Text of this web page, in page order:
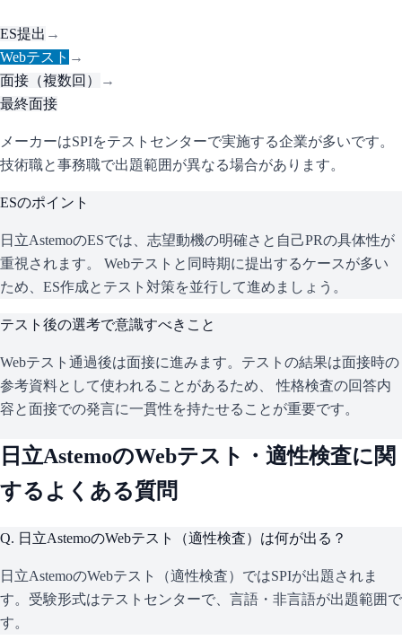
ES提出 →
Webテスト →
面接（複数回）
→
最終面接
メーカーはSPIをテストセンターで実施する企業が多いです。
技術職と事務職で出題範囲が異なる場合があります。
ESのポイント
日立AstemoのESでは、志望動機の明確さと自己PRの具体性が
重視されます。 Webテストと同時期に提出するケースが多い
ため、ES作成とテスト対策を並行して進めましょう。
テスト後の選考で意識すべきこと
Webテスト通過後は面接に進みます。テストの結果は面接時の
参考資料として使われることがあるため、 性格検査の回答内
容と面接での発言に一貫性を持たせることが重要です。
日立AstemoのWebテスト・適性検査に関
するよくある質問
Q. 日立AstemoのWebテスト（適性検査）は何が出る？
日立AstemoのWebテスト（適性検査）ではSPIが出題されま
す。受験形式はテストセンターで、言語・非言語が出題範囲で
す。